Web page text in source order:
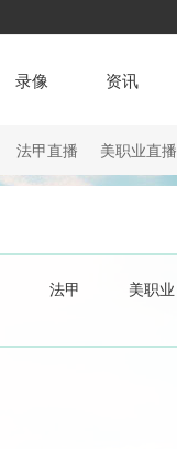
录像 资讯
法甲直播 美职业直播
法甲 美职业